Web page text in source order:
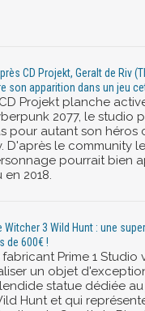
CD Projekt, Geralt de Riv
son apparition dans un jeu
Projekt planche
2077, le studio
pour autant son héros
D'après le community
pourrait bien
en 2018.
Witcher 3 Wild Hunt : une
de 600€ !
fabricant Prime 1 Studio
un objet
statue dédiée
Hunt et qui